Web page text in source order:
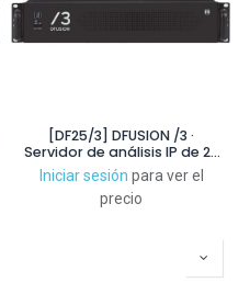
[DF25/3] DFUSION /3 ·
Servidor de análisis IP de 25
canales
Iniciar sesión para ver el
precio